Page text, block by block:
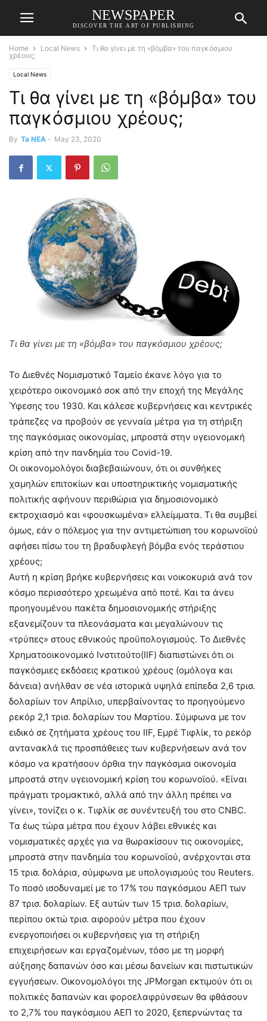
NEWSPAPER
DISCOVER THE ART OF PUBLISHING
Home Local News
Τι θα γίνει με τη «βόμβα» του παγκόσμιου
χρέους;
Local News
Τι θα γίνει με τη «βόμβα» του
παγκόσμιου χρέους;
By Ta NEA - May 23, 2020
Τι θα γίνει με τη «βόμβα» του παγκόσμιου χρέους;
Το Διεθνές Νομισματικό Ταμείο έκανε λόγο για το
χειρότερο οικονομικό σοκ από την εποχή της Μεγάλης
Ύφεσης του 1930. Και κάλεσε κυβερνήσεις και κεντρικές
τράπεζες να προβούν σε γενναία μέτρα για τη στήριξη
της παγκόσμιας οικονομίας, μπροστά στην υγειονομική
κρίση από την πανδημία του Covid-19.
Οι οικονομολόγοι διαβεβαιώνουν, ότι οι συνθήκες
χαμηλών επιτοκίων και υποστηρικτικής νομισματικής
πολιτικής αφήνουν περιθώρια για δημοσιονομικό
εκτροχιασμό και «φουσκωμένα» ελλείμματα. Τι θα συμβεί
όμως, εάν ο πόλεμος για την αντιμετώπιση του κορωνοϊού
αφήσει πίσω του τη βραδυφλεγή βόμβα ενός τεράστιου
χρέους;
Αυτή η κρίση βρήκε κυβερνήσεις και νοικοκυριά ανά τον
κόσμο περισσότερο χρεωμένα από ποτέ. Και τα άνευ
προηγουμένου πακέτα δημοσιονομικής στήριξης
εξανεμίζουν τα πλεονάσματα και μεγαλώνουν τις
«τρύπες» στους εθνικούς προϋπολογισμούς. Το Διεθνές
Χρηματοοικονομικό Ινστιτούτο(IIF) διαπιστώνει ότι οι
παγκόσμιες εκδόσεις κρατικού χρέους (ομόλογα και
δάνεια) ανήλθαν σε νέα ιστορικά υψηλά επίπεδα 2,6 τρισ.
δολαρίων τον Απρίλιο, υπερβαίνοντας το προηγούμενο
ρεκόρ 2,1 τρισ. δολαρίων του Μαρτίου. Σύμφωνα με τον
ειδικό σε ζητήματα χρέους του IIF, Εμρέ Τιφλίκ, το ρεκόρ
αντανακλά τις προσπάθειες των κυβερνήσεων ανά τον
κόσμο να κρατήσουν όρθια την παγκόσμια οικονομία
μπροστά στην υγειονομική κρίση του κορωνοϊού. «Είναι
πράγματι τρομακτικό, αλλά από την άλλη πρέπει να
γίνει», τονίζει ο κ. Τιφλίκ σε συνέντευξή του στο CNBC.
Τα έως τώρα μέτρα που έχουν λάβει εθνικές και
νομισματικές αρχές για να θωρακίσουν τις οικονομίες,
μπροστά στην πανδημία του κορωνοϊού, ανέρχονται στα
15 τρισ. δολάρια, σύμφωνα με υπολογισμούς του Reuters.
Το ποσό ισοδυναμεί με το 17% του παγκόσμιου ΑΕΠ των
87 τρισ. δολαρίων. Εξ αυτών των 15 τρισ. δολαρίων,
περίπου οκτώ τρισ. αφορούν μέτρα που έχουν
ενεργοποιήσει οι κυβερνήσεις για τη στήριξη
επιχειρήσεων και εργαζομένων, τόσο με τη μορφή
αύξησης δαπανών όσο και μέσω δανείων και πιστωτικών
εγγυήσεων. Οικονομολόγοι της JPMorgan εκτιμούν ότι οι
πολιτικές δαπανών και φοροελαφρύνσεων θα φθάσουν
το 2,7% του παγκόσμιου ΑΕΠ το 2020, ξεπερνώντας τα